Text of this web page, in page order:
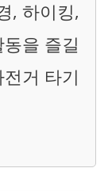
, 하이킹,
을 즐길
거 타기